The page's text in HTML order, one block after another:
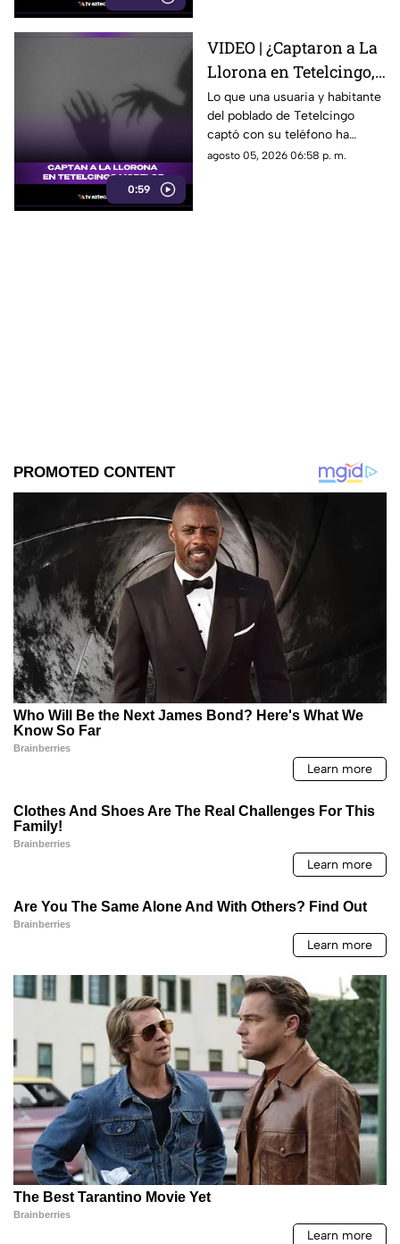
0:59
VIDEO | ¿Captaron a La
Llorona en Tetelcingo,
Morelos? Misteriosa
figura y lamentos en
Tetelcingo, Morelos,
estremecen las redes
Lo que una usuaria y habitante
del poblado de Tetelcingo
captó con su teléfono ha
dejado a muchos morelenses
agosto 05, 2026 06:58 p. m.